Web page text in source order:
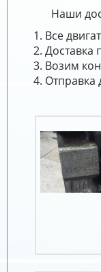
Наши
Все
Доставка
Возим
Отправка